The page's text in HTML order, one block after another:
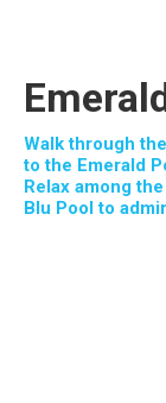
Walk through
to the Emerald
Relax among
Blu Pool to